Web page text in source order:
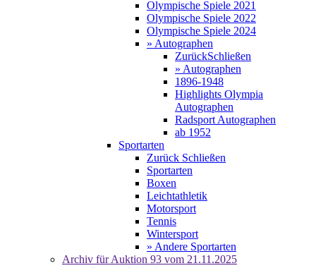
Olympische Spiele 2021
Olympische Spiele 2022
Olympische Spiele 2024
» Autographen
ZurückSchließen
» Autographen
1896-1948
Highlights Olympia
Autographen
Radsport Autographen
ab 1952
Sportarten
Zurück Schließen
Sportarten
Boxen
Leichtathletik
Motorsport
Tennis
Wintersport
» Andere Sportarten
Archiv für Auktion 93 vom 21.11.2025